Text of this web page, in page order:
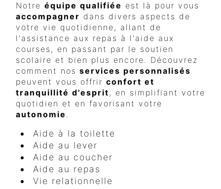
Notre équipe qualifiée est là pour vous
accompagner dans divers aspects de
votre vie quotidienne, allant de
l'assistance aux repas à l'aide aux
courses, en passant par le soutien
scolaire et bien plus encore. Découvrez
comment nos services personnalisés
peuvent vous offrir confort et
tranquillité d'esprit, en simplifiant votre
quotidien et en favorisant votre
autonomie .
Aide à la toilette
Aide au lever
Aide au coucher
Aide au repas
Vie relationnelle